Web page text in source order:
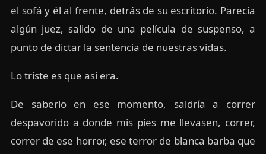
el sofá y él al frente, detrás de su escritorio. Parecía
algún juez, salido de una película de suspenso, a
punto de dictar la sentencia de nuestras vidas.
Lo triste es que así era.
De saberlo en ese momento, saldría a correr
despavorido a donde mis pies me llevasen, correr,
correr de ese horror, ese terror de blanca barba que